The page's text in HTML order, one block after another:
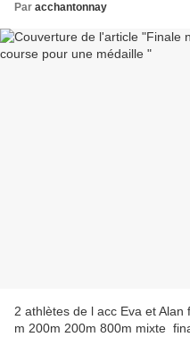
Par acchantonnay
2 athlètes de l acc Eva et
m 200m 200m 800m mixte